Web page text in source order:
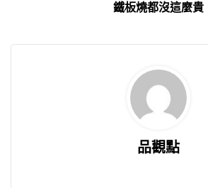
鐵板燒都沒這麼貴
品觀點